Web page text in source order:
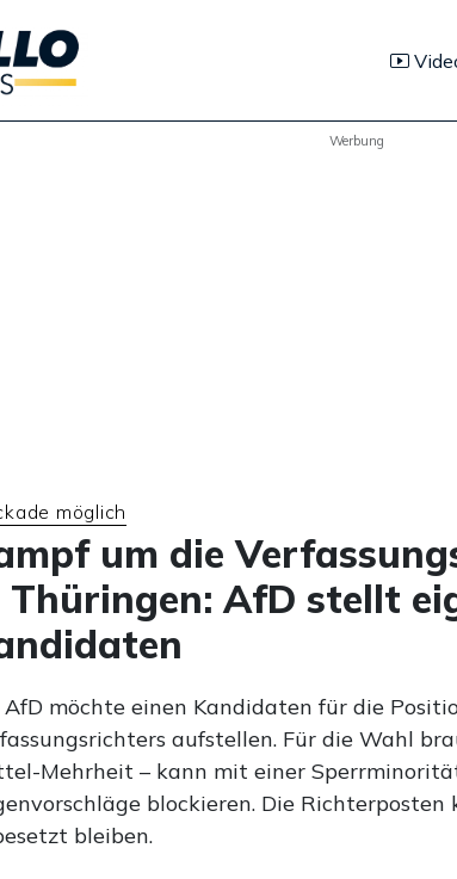
Werbung
möglich
um die
Thüringen: AfD stellt
AfD möchte einen Kandidaten für die
aufstellen. Für die Wahl
Mehrheit – kann mit einer
blockieren. Die
bleiben.